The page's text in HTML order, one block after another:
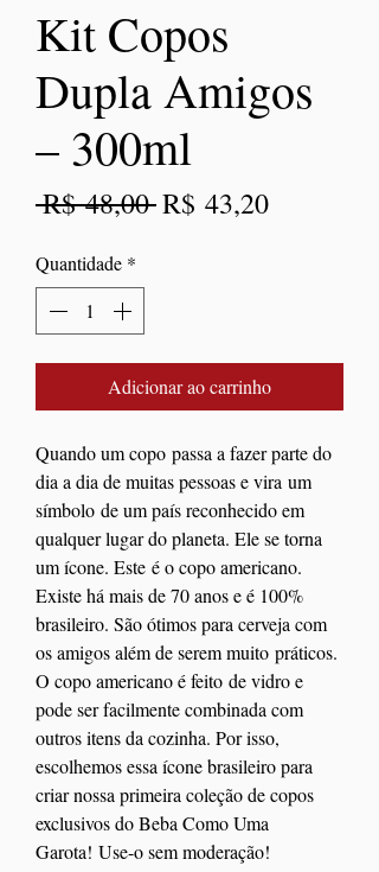
Kit Copos
Dupla Amigos
– 300ml
R$ 48,00 Preço
R$ 43,20Preço
Quantidade *
Adicionar ao carrinho
Quando um copo passa a fazer parte do
dia a dia de muitas pessoas e vira um
símbolo de um país reconhecido em
qualquer lugar do planeta. Ele se torna
um ícone. Este é o copo americano.
Existe há mais de 70 anos e é 100%
brasileiro. São ótimos para cerveja com
os amigos além de serem muito práticos.
O copo americano é feito de vidro e
pode ser facilmente combinada com
outros itens da cozinha. Por isso,
escolhemos essa ícone brasileiro para
criar nossa primeira coleção de copos
exclusivos do Beba Como Uma
Garota! Use-o sem moderação!